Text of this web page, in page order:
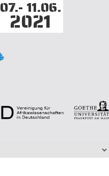
07.- 11.06.
2021